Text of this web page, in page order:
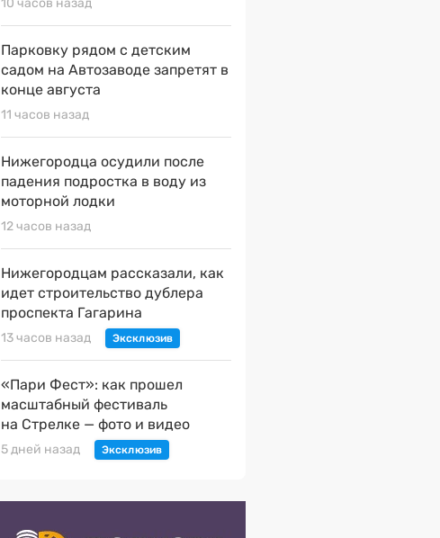
10 часов назад
Парковку рядом с детским
садом на Автозаводе запретят в
конце августа
11 часов назад
Нижегородца осудили после
падения подростка в воду из
моторной лодки
12 часов назад
Нижегородцам рассказали, как
идет строительство дублера
проспекта Гагарина
13 часов назад
«Пари Фест»: как прошел
масштабный фестиваль
на Стрелке — фото и видео
5 дней назад